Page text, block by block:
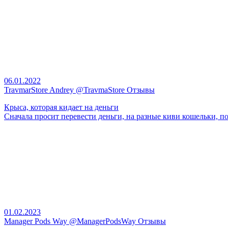
06.01.2022
TravmarStore Andrey @TravmaStore Отзывы
Крыса, которая кидает на деньги
Сначала просит перевести деньги, на разные киви кошельки,
01.02.2023
Manager Pods Way @ManagerPodsWay Отзывы